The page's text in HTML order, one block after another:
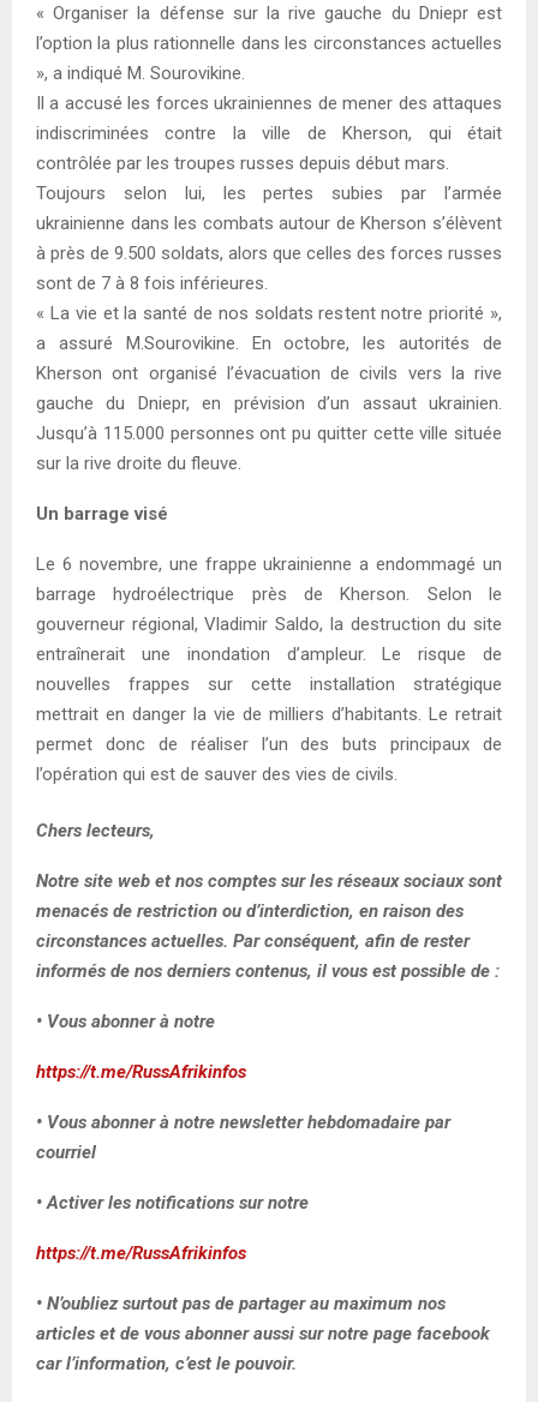
« Organiser la défense sur la rive gauche du Dniepr est
l’option la plus rationnelle dans les circonstances actuelles
», a indiqué M. Sourovikine.
Il a accusé les forces ukrainiennes de mener des attaques
indiscriminées contre la ville de Kherson, qui était
contrôlée par les troupes russes depuis début mars.
Toujours selon lui, les pertes subies par l’armée
ukrainienne dans les combats autour de Kherson s’élèvent
à près de 9.500 soldats, alors que celles des forces russes
sont de 7 à 8 fois inférieures.
« La vie et la santé de nos soldats restent notre priorité »,
a assuré M.Sourovikine. En octobre, les autorités de
Kherson ont organisé l’évacuation de civils vers la rive
gauche du Dniepr, en prévision d’un assaut ukrainien.
Jusqu’à 115.000 personnes ont pu quitter cette ville située
sur la rive droite du fleuve.
Un barrage visé
Le 6 novembre, une frappe ukrainienne a endommagé un
barrage hydroélectrique près de Kherson. Selon le
gouverneur régional, Vladimir Saldo, la destruction du site
entraînerait une inondation d’ampleur. Le risque de
nouvelles frappes sur cette installation stratégique
mettrait en danger la vie de milliers d’habitants. Le retrait
permet donc de réaliser l’un des buts principaux de
l’opération qui est de sauver des vies de civils.
Chers lecteurs,
Notre site web et nos comptes sur les réseaux sociaux sont
menacés de restriction ou d’interdiction, en raison des
circonstances actuelles. Par conséquent, afin de rester
informés de nos derniers contenus, il vous est possible de :
• Vous abonner à notre
https://t.me/RussAfrikinfos
• Vous abonner à notre newsletter hebdomadaire par
courriel
• Activer les notifications sur notre
https://t.me/RussAfrikinfos
• N’oubliez surtout pas de partager au maximum nos
articles et de vous abonner aussi sur notre page facebook
car l’information, c’est le pouvoir.